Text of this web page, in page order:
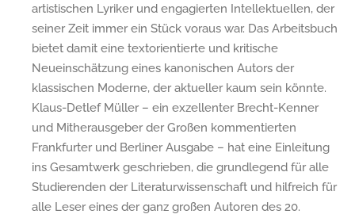
artistischen Lyriker und engagierten Intellektuellen, der
seiner Zeit immer ein Stück voraus war. Das Arbeitsbuch
bietet damit eine textorientierte und kritische
Neueinschätzung eines kanonischen Autors der
klassischen Moderne, der aktueller kaum sein könnte.
Klaus-Detlef Müller – ein exzellenter Brecht-Kenner
und Mitherausgeber der Großen kommentierten
Frankfurter und Berliner Ausgabe – hat eine Einleitung
ins Gesamtwerk geschrieben, die grundlegend für alle
Studierenden der Literaturwissenschaft und hilfreich für
alle Leser eines der ganz großen Autoren des 20.